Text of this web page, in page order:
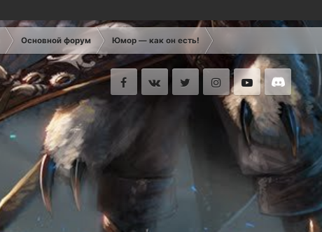
Основной форум Юмор — как он есть!
FacebookVK Twitter InstagramYoutube Discord